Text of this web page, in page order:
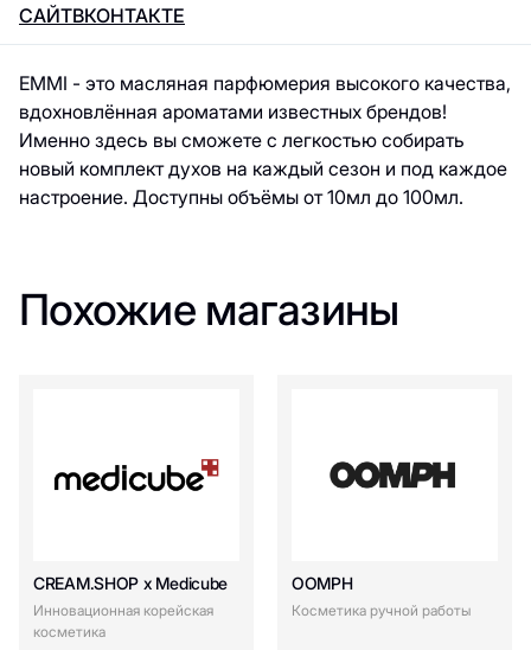
САЙТВКОНТАКТЕ
EMMI - это масляная парфюмерия высокого качества,
вдохновлённая ароматами известных брендов!
Именно здесь вы сможете с легкостью собирать
новый комплект духов на каждый сезон и под каждое
настроение. Доступны объёмы от 10мл до 100мл.
Похожие магазины
CREAM.SHOP х Medicube
Инновационная корейская
косметика
OOMPH
Косметика ручной работы